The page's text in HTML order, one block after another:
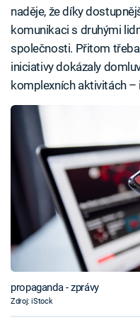
naděje, že díky
komunikaci s druhými
společnosti. Přitom
iniciativy dokázaly
komplexních aktivitách –
propaganda - zprávy
Zdroj: iStock